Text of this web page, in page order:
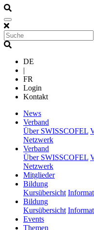
DE
|
FR
Login
Kontakt
News(current)
Verband
Über SWISSCOFEL
Netzwerk
Verband
Über SWISSCOFEL
Netzwerk
Mitglieder(current)
Bildung(current)
Kursübersicht
Bildung(current)
Kursübersicht
Events(current)
Themen